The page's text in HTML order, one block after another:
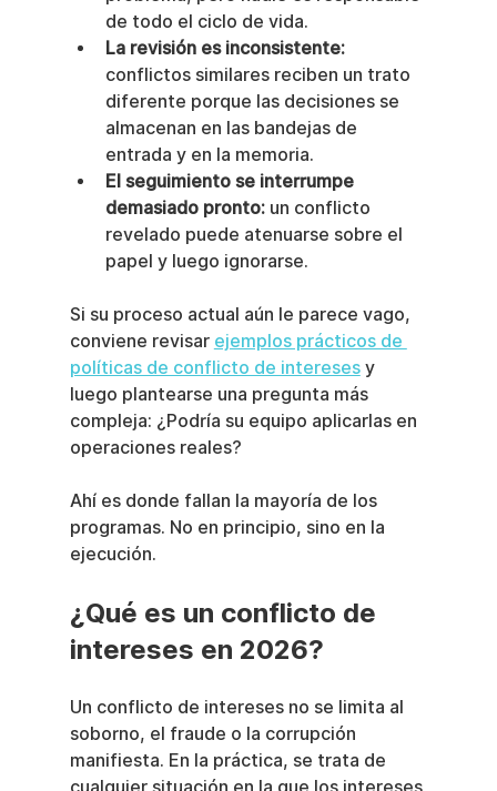
de todo el ciclo de vida.
La revisión es inconsistente:
conflictos similares reciben un trato
diferente porque las decisiones se
almacenan en las bandejas de
entrada y en la memoria.
El seguimiento se interrumpe
demasiado pronto: un conflicto
revelado puede atenuarse sobre el
papel y luego ignorarse.
Si su proceso actual aún le parece vago,
conviene revisar ejemplos prácticos de
políticas de conflicto de intereses y
luego plantearse una pregunta más
compleja: ¿Podría su equipo aplicarlas en
operaciones reales?
Ahí es donde fallan la mayoría de los
programas. No en principio, sino en la
ejecución.
¿Qué es un conflicto de
intereses en 2026?
Un conflicto de intereses no se limita al
soborno, el fraude o la corrupción
manifiesta. En la práctica, se trata de